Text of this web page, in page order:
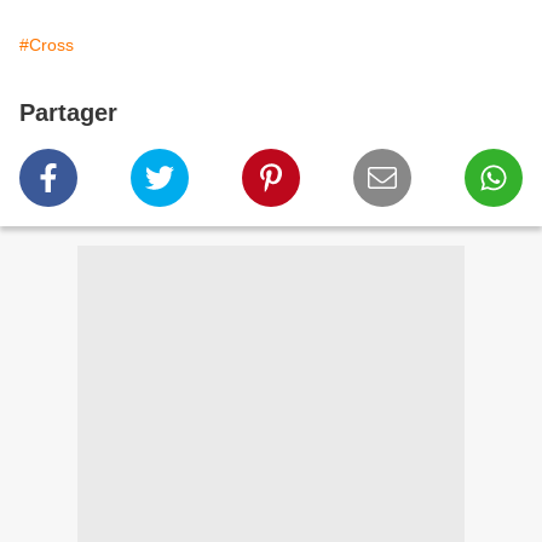
#Cross
Partager